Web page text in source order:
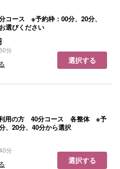
コース ※予約枠：00分、20分、
選びください
分
選択する
用の方 40分コース 各整体 ※予
、20分、40分から選択
分
選択する